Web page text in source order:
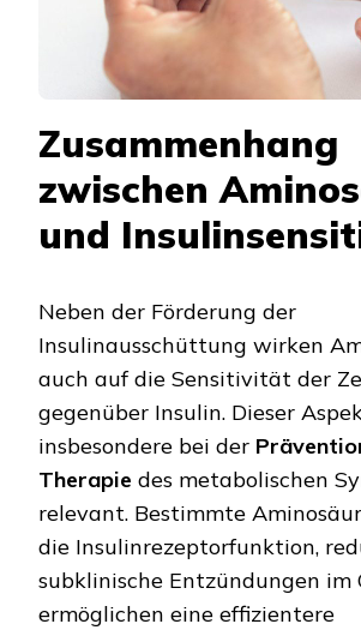
Zusammenhang
zwischen
und
Neben der Förderung der
Insulinausschüttung wirken
auch auf die Sensitivität der
gegenüber Insulin. Dieser
insbesondere bei der
Therapie des metabolischen
relevant. Bestimmte
die Insulinrezeptorfunktion,
subklinische Entzündungen im
ermöglichen eine effizientere